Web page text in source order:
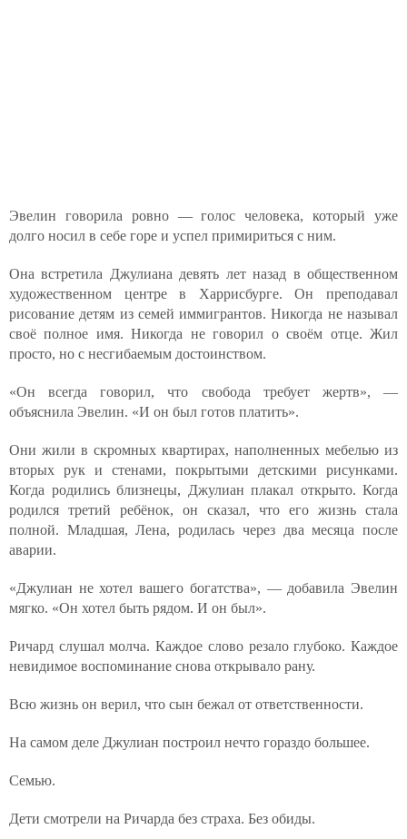
Эвелин говорила ровно — голос человека, который уже
долго носил в себе горе и успел примириться с ним.
Она встретила Джулиана девять лет назад в общественном
художественном центре в Харрисбурге. Он преподавал
рисование детям из семей иммигрантов. Никогда не называл
своё полное имя. Никогда не говорил о своём отце. Жил
просто, но с несгибаемым достоинством.
«Он всегда говорил, что свобода требует жертв», —
объяснила Эвелин. «И он был готов платить».
Они жили в скромных квартирах, наполненных мебелью из
вторых рук и стенами, покрытыми детскими рисунками.
Когда родились близнецы, Джулиан плакал открыто. Когда
родился третий ребёнок, он сказал, что его жизнь стала
полной. Младшая, Лена, родилась через два месяца после
аварии.
«Джулиан не хотел вашего богатства», — добавила Эвелин
мягко. «Он хотел быть рядом. И он был».
Ричард слушал молча. Каждое слово резало глубоко. Каждое
невидимое воспоминание снова открывало рану.
Всю жизнь он верил, что сын бежал от ответственности.
На самом деле Джулиан построил нечто гораздо большее.
Семью.
Дети смотрели на Ричарда без страха. Без обиды.